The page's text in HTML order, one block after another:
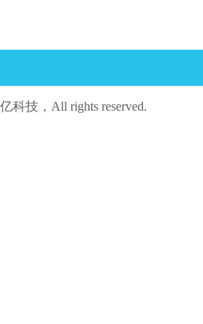
科技，All rights reserved.